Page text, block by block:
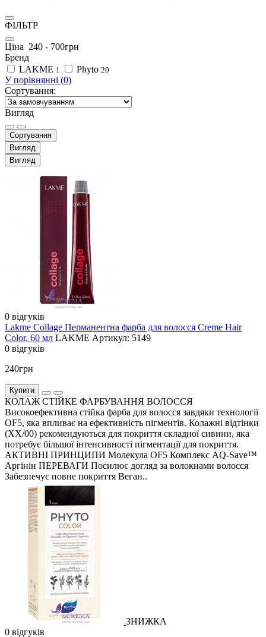
ФІЛЬТР
Ціна 240 - 700грн
Бренд
LAKME 1 Phyto 20
У порівнянні (0)
Сортування:
Вигляд
Сортування
Вигляд
Вигляд
0 відгуків
Lakme Collage Перманентна фарба для волосся Creme Hair
Color, 60 мл LAKME Артикул: 5149
0 відгуків
240грн
Купити
КОЛАЖ СТІЙКЕ ФАРБУВАННЯ ВОЛОССЯ
Високоефективна стійка фарба для волосся завдяки технології
OF5, яка впливає на ефективність пігментів. Колажні відтінки
(XX/00) рекомендуються для покриття складної сивини, яка
потребує більшої інтенсивності пігментації для покриття.
АКТИВНІ ПРИНЦИПИ Молекула OF5 Комплекс AQ-Save™
Аргінін ПЕРЕВАГИ Посилює догляд за волокнами волосся
Забезпечує повне покриття Веган..
ЗНИЖКА
0 відгуків